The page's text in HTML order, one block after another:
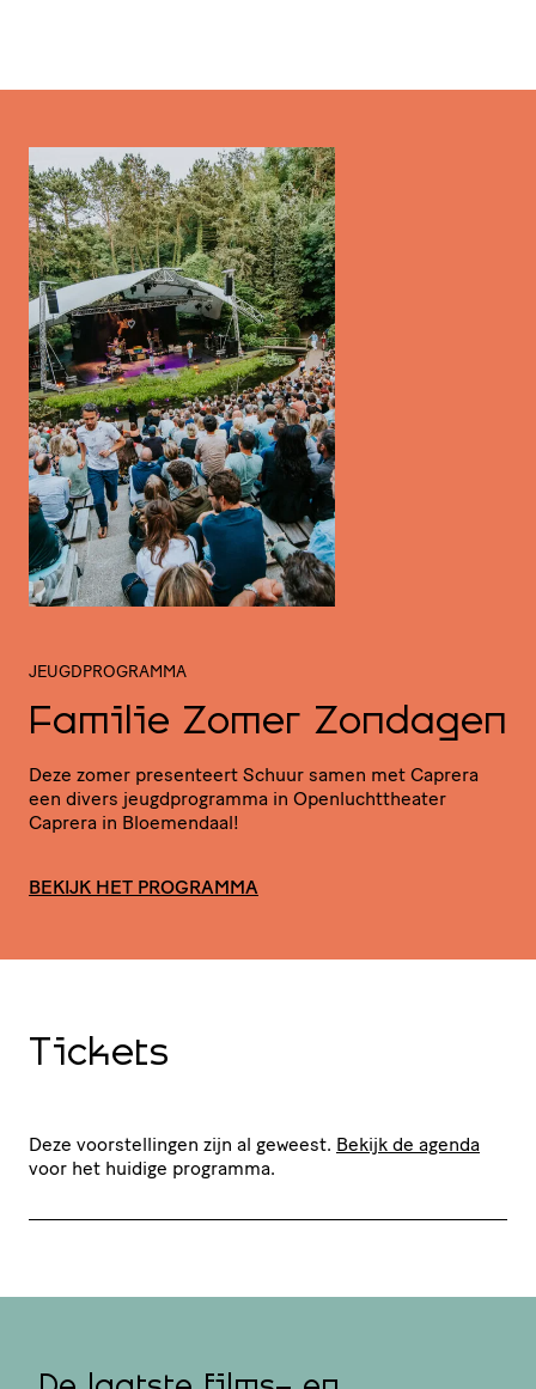
JEUGDPROGRAMMA
Familie Zomer Zondagen
Deze zomer presenteert Schuur samen met Caprera
een divers jeugd­pro­gramma in Open­lucht­the­ater
Caprera in Bloemendaal!
BEKIJK HET PROGRAMMA
Tickets
Deze voorstellingen zijn al geweest. Bekijk de agenda
voor het huidige programma.